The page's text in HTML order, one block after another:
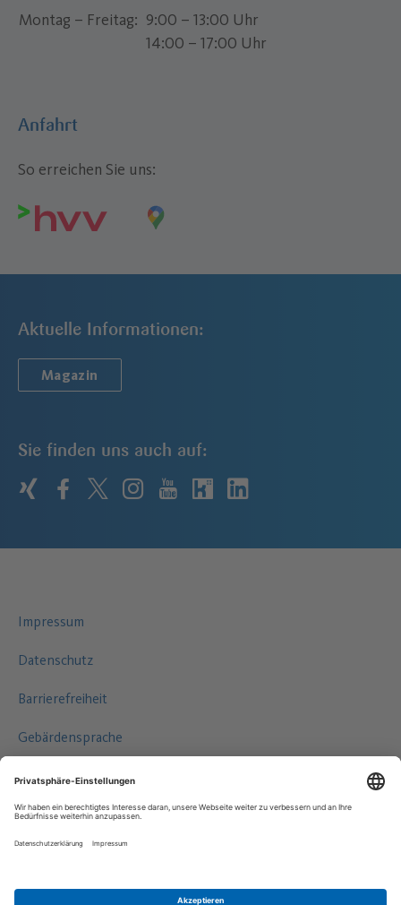
Montag – Freitag
9:00 – 13:00 Uhr
14:00 – 17:00 Uhr
Anfahrt
So erreichen Sie uns:
Aktuelle Informationen:
Magazin
Sie finden uns auch auf:
xingfacebook
twitter
instagram
youtube
kununulinkedin
Impressum
Datenschutz
Barrierefreiheit
Gebärdensprache
Leichte Sprache